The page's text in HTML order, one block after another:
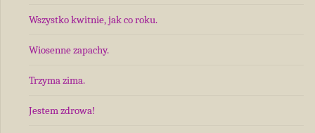
Wszystko kwitnie, jak co roku.
Wiosenne zapachy.
Trzyma zima.
Jestem zdrowa!